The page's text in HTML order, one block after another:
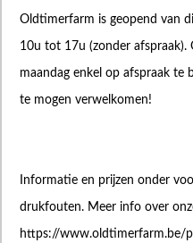
Oldtimerfarm is geopend van
10u tot 17u (zonder afspraak).
maandag enkel op afspraak te
te mogen verwelkomen!
Informatie en prijzen onder
drukfouten. Meer info over
https://www.oldtimerfarm.be/